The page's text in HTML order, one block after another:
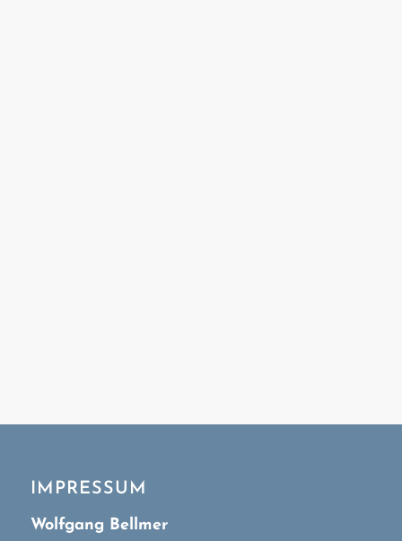
IMPRESSUM
Wolfgang Bellmer